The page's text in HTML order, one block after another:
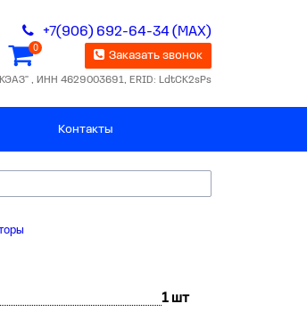
+7(906) 692-64-34 (MAX)
0
Заказать звонок
, ИНН 4629003691, ERID: LdtCK2sPs
Контакты
1 шт